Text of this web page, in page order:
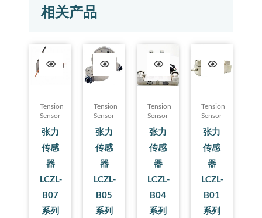
相关产品
Tension
Sensor
张力
传感
器
LCZL-
B07
系列
Tension
Sensor
张力
传感
器
LCZL-
B05
系列
Tension
Sensor
张力
传感
器
LCZL-
B04
系列
Tension
Sensor
张力
传感
器
LCZL-
B01
系列